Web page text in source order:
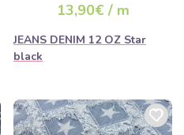
13,90€ / m
JEANS DENIM 12 OZ Star
black